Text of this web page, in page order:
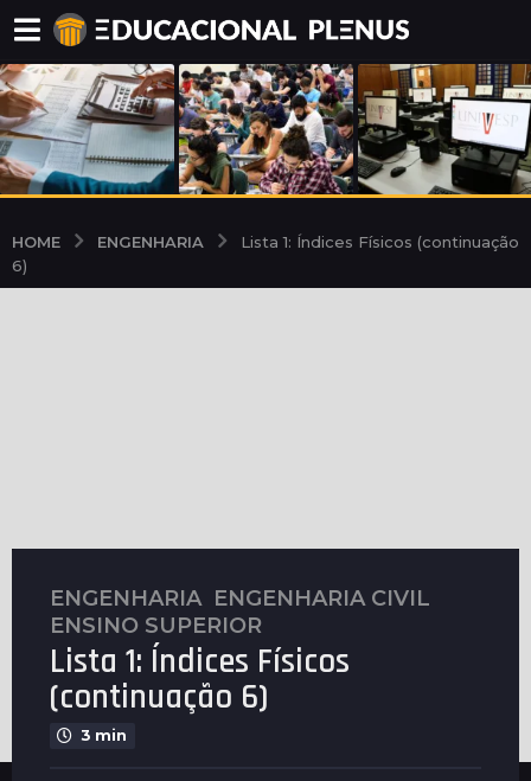
HOME ENGENHARIA
Lista 1: Índices Físicos (continuação
6)
7
a
n
o
s
a
ENGENHARIA ,ENGENHARIA CIVIL
ENSINO SUPERIOR
Lista 1: Índices Físicos
(continuação 6)
3 min